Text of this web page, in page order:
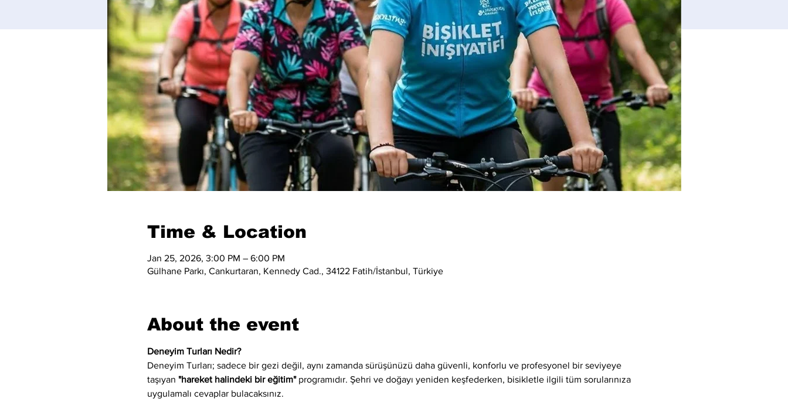
Time & Location
Jan 25, 2026, 3:00 PM – 6:00 PM
Gülhane Parkı, Cankurtaran, Kennedy Cad., 34122 Fatih/İstanbul, Türkiye
About the event
Deneyim Turları Nedir?
Deneyim Turları; sadece bir gezi değil, aynı zamanda sürüşünüzü daha güvenli, konforlu ve profesyonel bir seviyeye
taşıyan "hareket halindeki bir eğitim" programıdır. Şehri ve doğayı yeniden keşfederken, bisikletle ilgili tüm sorularınıza
uygulamalı cevaplar bulacaksınız.